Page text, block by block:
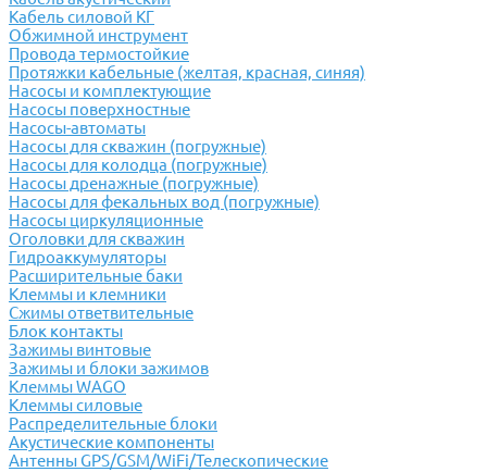
Кабель силовой КГ
Обжимной инструмент
Провода термостойкие
Протяжки кабельные (желтая, красная, синяя)
Насосы и комплектующие
Насосы поверхностные
Насосы-автоматы
Насосы для скважин (погружные)
Насосы для колодца (погружные)
Насосы дренажные (погружные)
Насосы для фекальных вод (погружные)
Насосы циркуляционные
Оголовки для скважин
Гидроаккумуляторы
Расширительные баки
Клеммы и клемники
Cжимы ответвительные
Блок контакты
Зажимы винтовые
Зажимы и блоки зажимов
Клеммы WAGO
Клеммы силовые
Распределительные блоки
Акустические компоненты
Антенны GPS/GSM/WiFi/Телескопические